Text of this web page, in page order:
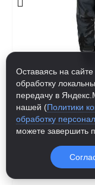
Оставаясь на
обработку
передачу в
нашей (Политики
обработку
можете завершить